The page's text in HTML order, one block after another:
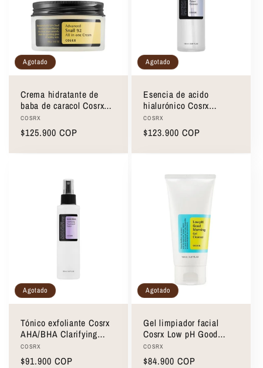
Agotado
Crema hidratante de
baba de caracol Cosrx
Advanced Snail 92 All In
One Cream 100g
Proveedor:
COSRX
Precio
$125.900 COP
Agotado
Esencia de acido
hialurónico Cosrx
Hyaluronic Acid Hydra
Proveedor:
COSRX
Precio
$123.900 COP
Agotado
Tónico exfoliante Cosrx
AHA/BHA Clarifying
Treatment Toner 150ml
Proveedor:
COSRX
Precio
$91.900 COP
Agotado
Gel limpiador facial
Cosrx Low pH Good
Morning Gel Cleanser
150ml
Proveedor:
COSRX
Precio
$84.900 COP